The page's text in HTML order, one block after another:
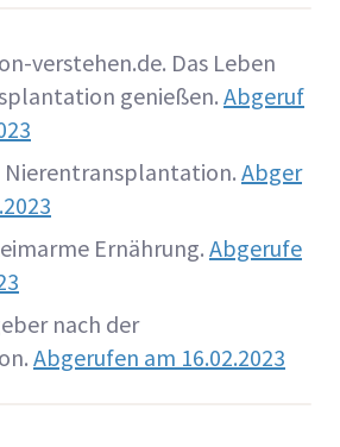
verstehen.de. Das Leben
genießen.Abgeruf
Nierentransplantation. Abger
Ernährung. Abgerufe
nach der
Abgerufen am 16.02.2023